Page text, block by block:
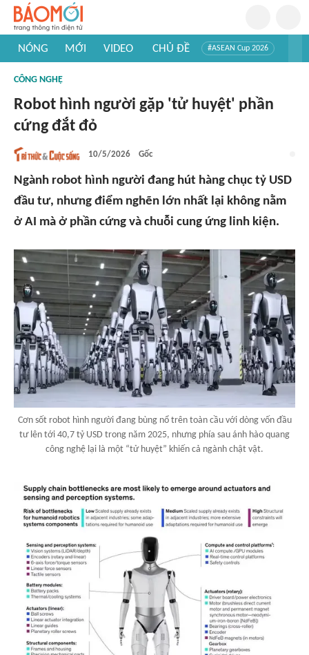
NÓNG MỚI VIDEO CHỦ ĐỀ #ASEAN Cup 2026
#Khám phá Việt Nam
CÔNG NGHỆ
Robot hình người gặp 'tử huyệt' phần
cứng đắt đỏ
10/5/2026 Gốc
Ngành robot hình người đang hút hàng chục tỷ USD
đầu tư, nhưng điểm nghẽn lớn nhất lại không nằm
ở AI mà ở phần cứng và chuỗi cung ứng linh kiện.
Cơn sốt robot hình người đang bùng nổ trên toàn cầu với dòng vốn đầu
tư lên tới 40,7 tỷ USD trong năm 2025, nhưng phía sau ánh hào quang
công nghệ lại là một “tử huyệt” khiến cả ngành chật vật.